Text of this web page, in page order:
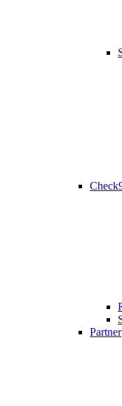
Partner